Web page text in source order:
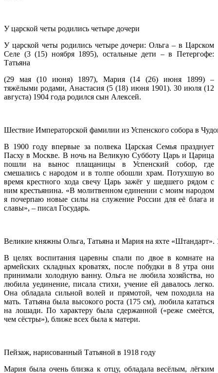
У царской четы родились четыре дочери
У царской четы родились четыре дочери: Ольга – в Царском
Селе (3 (15) ноября 1895), остальные дети – в Петергофе:
Татьяна
(29 мая (10 июня) 1897), Мария (14 (26) июня 1899) –
тяжёлыми родами, Анастасия (5 (18) июня 1901). 30 июля (12
августа) 1904 года родился сын Алексей.
Шествие Императорской фамилии из Успенского собора в
В 1900 году впервые за полвека Царская Семья празднует
Пасху в Москве. В ночь на Великую Субботу Царь и Царица
пошли на вынос плащаницы в Успенский собор, где
смешались с народом и в толпе обошли храм. Потухшую во
время крестного хода свечу Царь зажёг у шедшего рядом с
ним крестьянина. «В молитвенном единении с моим народом
я почерпаю новые силы на служение России для её блага и
славы», – писал Государь.
Великие княжны Ольга, Татьяна и Мария на яхте «Штандарт».
В целях воспитания царевны спали по двое в комнате на
армейских складных кроватях, после побудки в 8 утра они
принимали холодную ванну. Ольга не любила хозяйства, но
любила уединение, писала стихи, учение ей давалось легко.
Она обладала сильной волей и прямотой, чем походила на
мать. Татьяна была высокого роста (175 см), любила кататься
на лошади. По характеру была сдержанной («реже смеётся,
чем сёстры»), ближе всех была к матери.
Пейзаж, нарисованный Татьяной в 1918 году
Мария была очень близка к отцу, обладала весёлым, лёгким